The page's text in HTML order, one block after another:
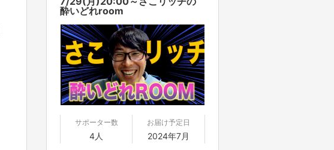
会運動等標ぼうゴロ、特殊知能暴力集
団及びこれらに準ずる団体、並びにこ
れらの構成員等を指します。以下、同
様とします。）に該当せず、また、こ
れら反社会的勢力との間で社会的に非
難されるべき関係を有していないこと
を保証します。
記に反する事態が発生した場合、いつ
でもプロジェクトの実行を中止するこ
使用させていただきます。Zoomを使
用できる環境を整えていただき、電波
のいい環境でおつなぎください。
■参加方法は支援者の方に、リターン
実施日の１２時までに案内をメッセー
ジにてお送りいたします。
お知らせした時間を厳守して下さい。
遅れると参加できなくなります。
■コンプライアンスの観点から録画さ
酔いどれroom
サポーター数
4人
お届け予定日
2024年7月